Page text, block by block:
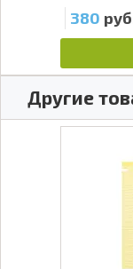
380
Другие